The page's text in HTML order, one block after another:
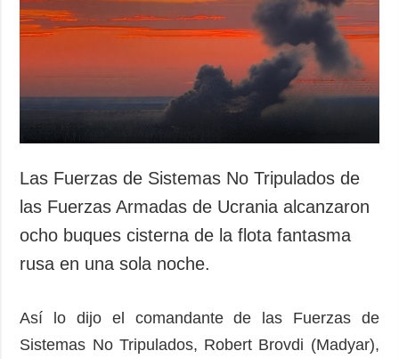
Sociedad y
Cultura
Crimen
Desastres y
datos personales
ADICIONAL
Podcasts
Publicaciones
Video
Releases
SERVICIOS
Suscripción
Banco de
imágenes
Las Fuerzas de Sistemas No Tripulados de
las Fuerzas Armadas de Ucrania alcanzaron
ocho buques cisterna de la flota fantasma
rusa en una sola noche.
Así lo dijo el comandante de las Fuerzas de
Sistemas No Tripulados, Robert Brovdi (Madyar),